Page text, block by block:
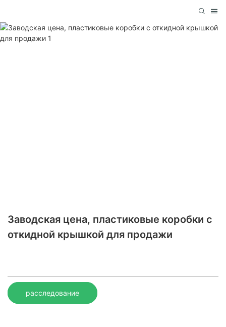
Заводская цена, пластиковые коробки с
откидной крышкой для продажи
расследование